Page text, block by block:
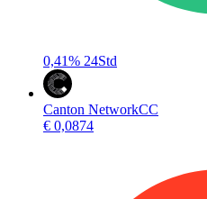
0,41% 24Std
Canton NetworkCC
€ 0,0874